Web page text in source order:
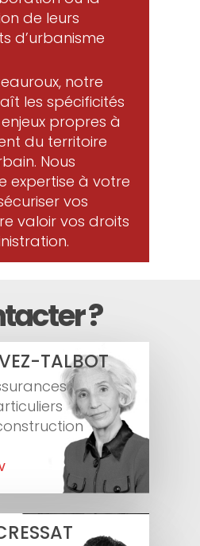
de leurs
d’urbanisme
notre
les spécificités
propres à
du territoire
Nous
expertise à votre
vos
valoir vos droits
?
TALBOT